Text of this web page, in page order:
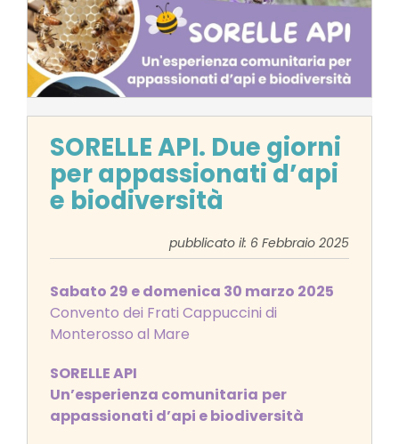
SORELLE API. Due giorni
per appassionati d’api
e biodiversità
pubblicato il: 6 Febbraio 2025
Sabato 29 e domenica 30 marzo 2025
Convento dei Frati Cappuccini di
Monterosso al Mare
SORELLE API
Un’esperienza comunitaria per
appassionati d’api e biodiversità